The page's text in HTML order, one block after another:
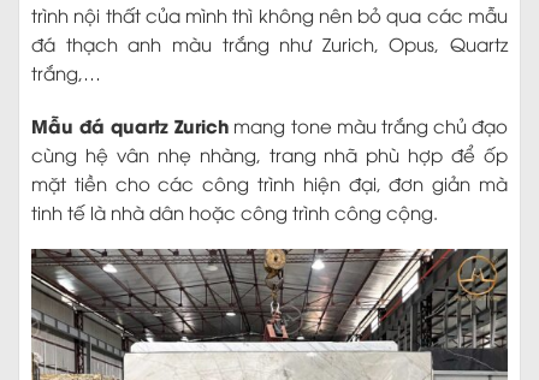
trình nội thất của mình thì không nên bỏ qua các mẫu
đá thạch anh màu trắng như Zurich, Opus, Quartz
trắng,…
Mẫu đá quartz Zurich mang tone màu trắng chủ đạo
cùng hệ vân nhẹ nhàng, trang nhã phù hợp để ốp
mặt tiền cho các công trình hiện đại, đơn giản mà
tinh tế là nhà dân hoặc công trình công cộng.